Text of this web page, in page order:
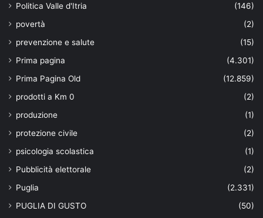
Politica Valle d'Itria
(146)
povertà
(2)
prevenzione e salute
(15)
Prima pagina
(4.301)
Prima Pagina Old
(12.859)
prodotti a Km 0
(2)
produzione
(1)
protezione civile
(2)
psicologia scolastica
(1)
Pubblicità elettorale
(2)
Puglia
(2.331)
PUGLIA DI GUSTO
(50)